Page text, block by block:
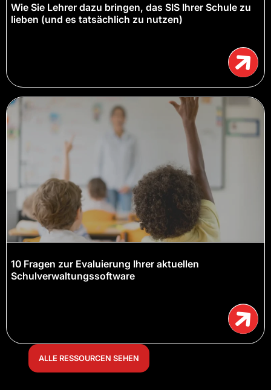
Wie Sie Lehrer dazu bringen, das SIS Ihrer Schule zu
lieben (und es tatsächlich zu nutzen)
10 Fragen zur Evaluierung Ihrer aktuellen
Schulverwaltungssoftware
ALLE RESSOURCEN SEHEN